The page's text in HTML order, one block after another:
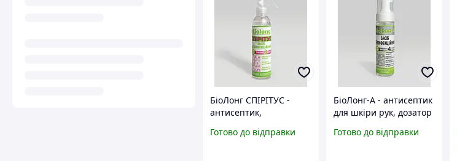
БіоЛонг СПІРІТУС -
антисептик,
санітайзер для шкіри
Готово до відправки
БіоЛонг-А - антисептик
для шкіри рук, дозатор
Готово до відправки